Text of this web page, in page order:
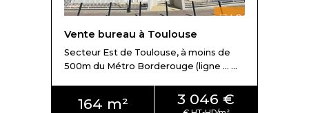
Vente bureau à Toulouse
Secteur Est de Toulouse, à moins de
500m du Métro Borderouge (ligne ... ...
164 m² 3 046 €